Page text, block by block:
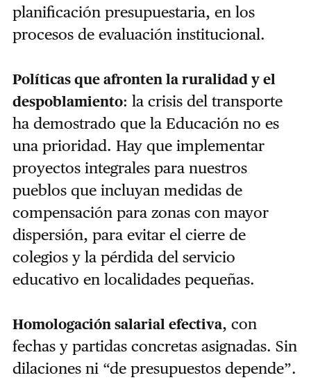
planificación presupuestaria, en los
procesos de evaluación institucional.
Políticas que afronten la ruralidad y el
despoblamiento: la crisis del transporte
ha demostrado que la Educación no es
una prioridad. Hay que implementar
proyectos integrales para nuestros
pueblos que incluyan medidas de
compensación para zonas con mayor
dispersión, para evitar el cierre de
colegios y la pérdida del servicio
educativo en localidades pequeñas.
Homologación salarial efectiva, con
fechas y partidas concretas asignadas. Sin
dilaciones ni “de presupuestos depende”.